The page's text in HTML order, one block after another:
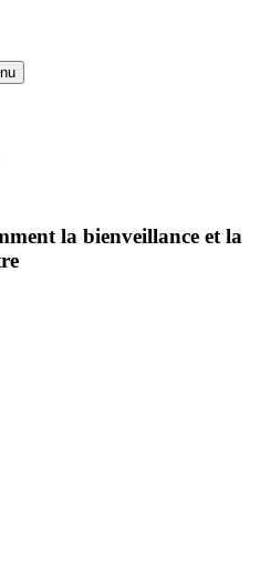
la bienveillance et la